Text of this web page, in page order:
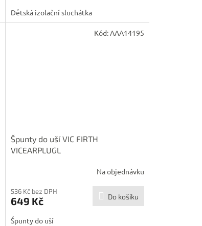
Dětská izolační sluchátka
Špunty do uší VIC FIRTH
VICEARPLUGL
Na objednávku
536 Kč bez DPH
649 Kč Do košíku
Špunty do uší
Kód:AAA14195